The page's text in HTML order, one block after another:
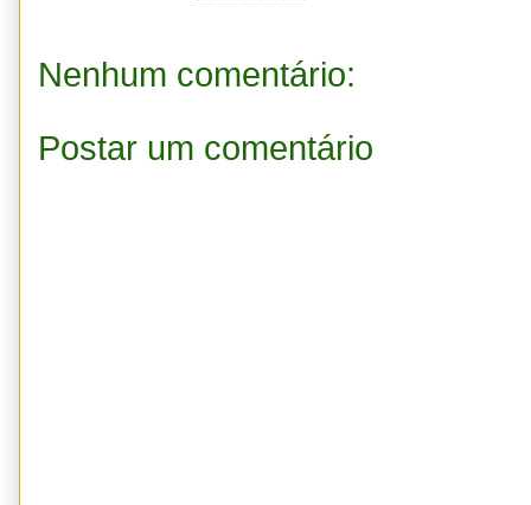
Nenhum comentário:
Postar um comentário